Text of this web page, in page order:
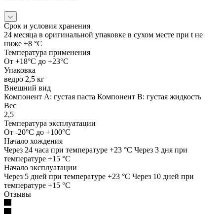
Срок и условия хранения
24 месяца в оригинальной упаковке в сухом месте при t не
ниже +8 °C
Температура применения
От +18°C до +23°C
Упаковка
ведро 2,5 кг
Внешний вид
Компонент А: густая паста Компонент В: густая жидкость
Вес
2,5
Температура эксплуатации
От -20°C до +100°C
Начало хождения
Через 24 часа при температуре +23 °C Через 3 дня при
температуре +15 °C
Начало эксплуатации
Через 5 дней при температуре +23 °C Через 10 дней при
температуре +15 °C
Отзывы